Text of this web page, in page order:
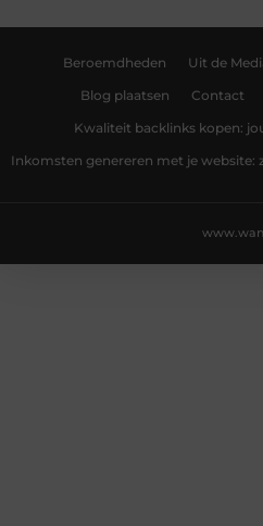
Beroemdheden Uit de
Blog plaatsen Contact
Kwaliteit backlinks kopen:
Inkomsten genereren met je website: